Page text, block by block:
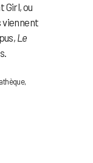
Girl, ou
viennent
Le